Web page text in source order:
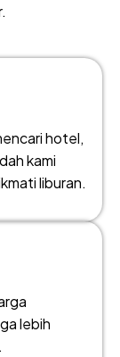
hotel,
kami
liburan.
lebih